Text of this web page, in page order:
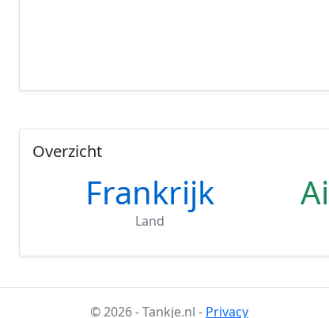
Overzicht
Frankrijk
Land
© 2026 - Tankje.nl - Privacy